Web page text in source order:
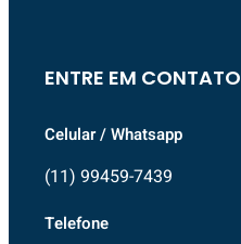
ENTRE EM CONTATO
Celular / Whatsapp
(11) 99459-7439
Telefone